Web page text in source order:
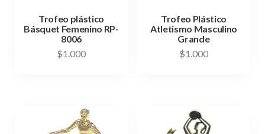
Trofeo plástico
Básquet Femenino RP-
8006
$1.000
Trofeo Plástico
Atletismo Masculino
Grande
$1.000